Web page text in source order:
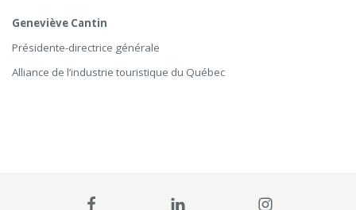
Geneviève Cantin
Présidente-directrice générale
Alliance de l’industrie touristique du Québec